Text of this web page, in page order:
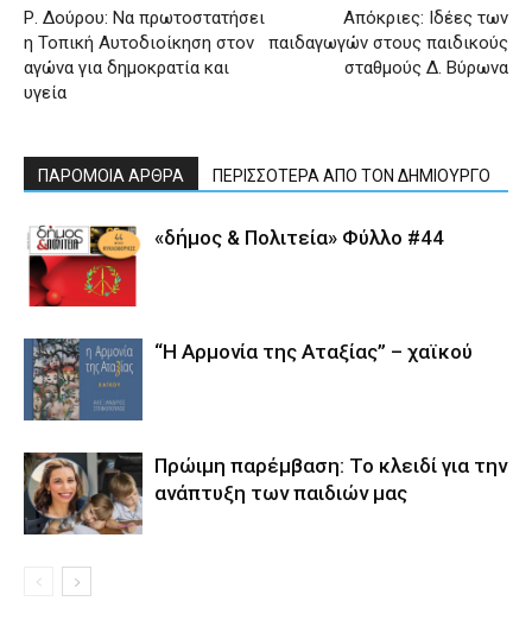
Ρ. Δούρου: Να πρωτοστατήσει
η Τοπική Αυτοδιοίκηση στον
αγώνα για δημοκρατία και
υγεία
Απόκριες: Ιδέες των
παιδαγωγών στους παιδικούς
σταθμούς Δ. Βύρωνα
ΠΑΡΟΜΟΙΑ ΑΡΘΡΑ ΠΕΡΙΣΣΟΤΕΡΑ ΑΠΟ ΤΟΝ ΔΗΜΙΟΥΡΓΟ
«δήμος & Πολιτεία» Φύλλο #44
“Η Αρμονία της Αταξίας” – χαϊκού
Πρώιμη παρέμβαση: Το κλειδί για την
ανάπτυξη των παιδιών µας